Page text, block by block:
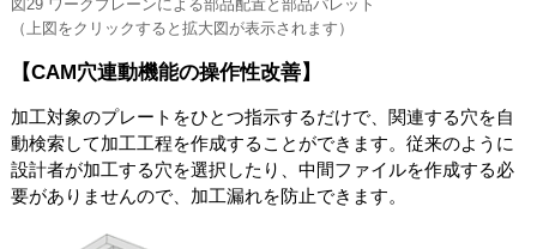
図29 ワークプレーンによる部品配置と部品パレット
（上図をクリックすると拡大図が表示されます）
【CAM穴連動機能の操作性改善】
加工対象のプレートをひとつ指示するだけで、関連する穴を自
動検索して加工工程を作成することができます。従来のように
設計者が加工する穴を選択したり、中間ファイルを作成する必
要がありませんので、加工漏れを防止できます。